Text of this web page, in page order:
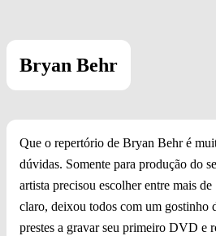
Bryan Behr
Que o repertório de Bryan Behr é
dúvidas. Somente para produção do
artista precisou escolher entre mais
claro, deixou todos com um gostinho
prestes a gravar seu primeiro DVD e